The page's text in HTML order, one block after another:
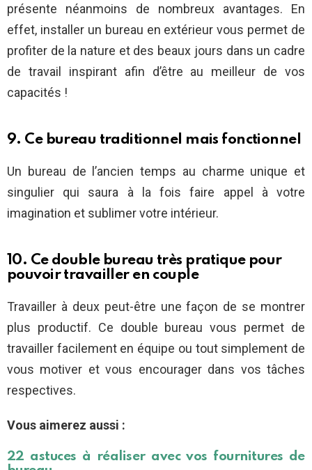
présente néanmoins de nombreux avantages. En
effet, installer un bureau en extérieur vous permet de
profiter de la nature et des beaux jours dans un cadre
de travail inspirant afin d’être au meilleur de vos
capacités !
9. Ce bureau traditionnel mais fonctionnel
Un bureau de l’ancien temps au charme unique et
singulier qui saura à la fois faire appel à votre
imagination et sublimer votre intérieur.
10. Ce double bureau très pratique pour
pouvoir travailler en couple
Travailler à deux peut-être une façon de se montrer
plus productif. Ce double bureau vous permet de
travailler facilement en équipe ou tout simplement de
vous motiver et vous encourager dans vos tâches
respectives.
Vous aimerez aussi :
22 astuces à réaliser avec vos fournitures de